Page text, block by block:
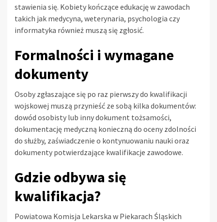
stawienia się. Kobiety kończące edukację w zawodach
takich jak medycyna, weterynaria, psychologia czy
informatyka również muszą się zgłosić.
Formalności i wymagane
dokumenty
Osoby zgłaszające się po raz pierwszy do kwalifikacji
wojskowej muszą przynieść ze sobą kilka dokumentów:
dowód osobisty lub inny dokument tożsamości,
dokumentację medyczną konieczną do oceny zdolności
do służby, zaświadczenie o kontynuowaniu nauki oraz
dokumenty potwierdzające kwalifikacje zawodowe.
Gdzie odbywa się
kwalifikacja?
Powiatowa Komisja Lekarska w Piekarach Śląskich